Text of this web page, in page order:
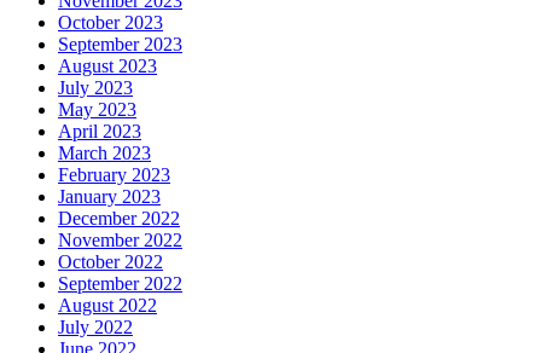
October 2023
September 2023
August 2023
July 2023
May 2023
April 2023
March 2023
February 2023
January 2023
December 2022
November 2022
October 2022
September 2022
August 2022
July 2022